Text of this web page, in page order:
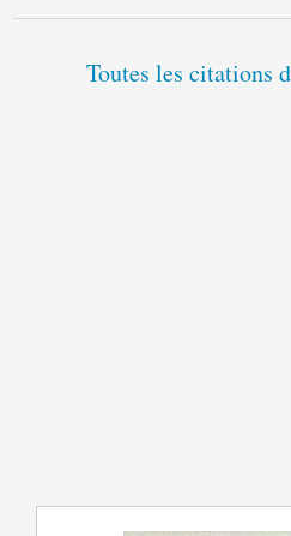
Toutes les citations